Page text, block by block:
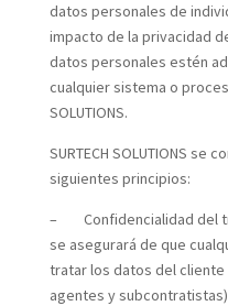
datos personales de
impacto de la privacidad
datos personales estén
cualquier sistema o
SOLUTIONS.
SURTECH SOLUTIONS se
siguientes principios:
– Confidencialidad del
se asegurará de que
tratar los datos del
agentes y